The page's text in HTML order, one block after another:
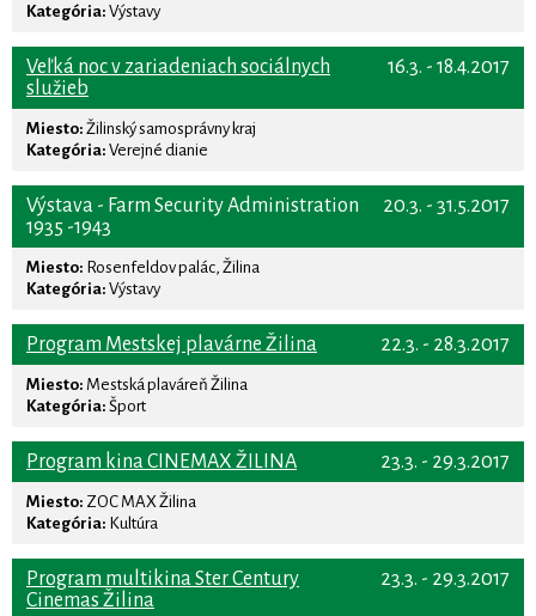
Kategória: Výstavy
16.3. - 18.4.2017
Veľká noc v zariadeniach sociálnych
služieb
Miesto: Žilinský samosprávny kraj
Kategória: Verejné dianie
20.3. - 31.5.2017
Výstava - Farm Security Administration
1935 -1943
Miesto: Rosenfeldov palác, Žilina
Kategória: Výstavy
22.3. - 28.3.2017
Program Mestskej plavárne Žilina
Miesto: Mestská plaváreň Žilina
Kategória: Šport
23.3. - 29.3.2017
Program kina CINEMAX ŽILINA
Miesto: ZOC MAX Žilina
Kategória: Kultúra
23.3. - 29.3.2017
Program multikina Ster Century
Cinemas Žilina